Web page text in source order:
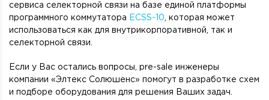
сервиса селекторной связи на базе единой платформы
программного коммутатора
ECSS-10 , которая может
использоваться как для внутрикорпоративной, так и
селекторной связи.
Если у Вас остались вопросы, pre-sale инженеры
компании «Элтекс Солюшенс» помогут в разработке схем
и подборе оборудования для решения Ваших задач.